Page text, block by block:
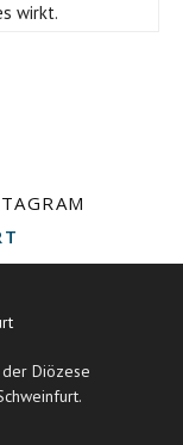
wirkt.
Diözese